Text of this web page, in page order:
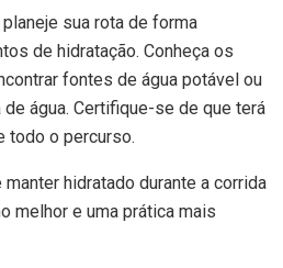
sua rota de forma
de hidratação. Conheça os
fontes de água potável ou
água. Certifique-se de que terá
todo o percurso.
hidratado durante a corrida
melhor e uma prática mais